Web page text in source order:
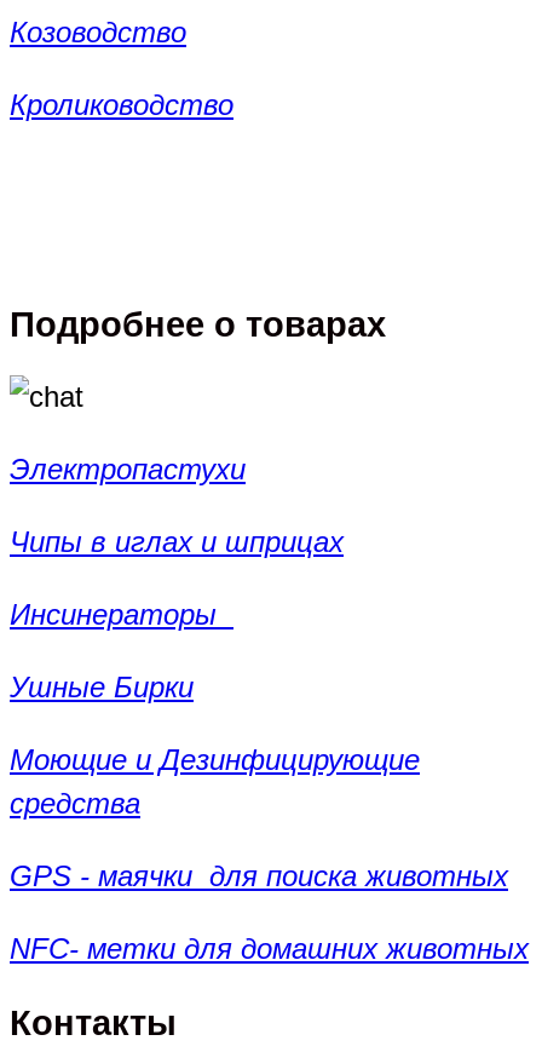
Козоводство
Кролиководство
Подробнее о товарах
Электропастухи
Чипы в иглах и шприцах
Инсинераторы
Ушные Бирки
Моющие и Дезинфицирующие
средства
GPS - маячки для поиска животных
NFC- метки для домашних животных
Контакты